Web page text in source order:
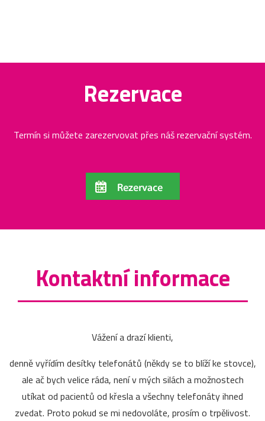
Rezervace
Termín si můžete zarezervovat přes náš rezervační systém.
Kontaktní informace
Vážení a drazí klienti,
denně vyřídím desítky telefonátů (někdy se to blíží ke stovce),
ale ač bych velice ráda, není v mých silách a možnostech
utíkat od pacientů od křesla a všechny telefonáty ihned
zvedat. Proto pokud se mi nedovoláte, prosím o trpělivost.